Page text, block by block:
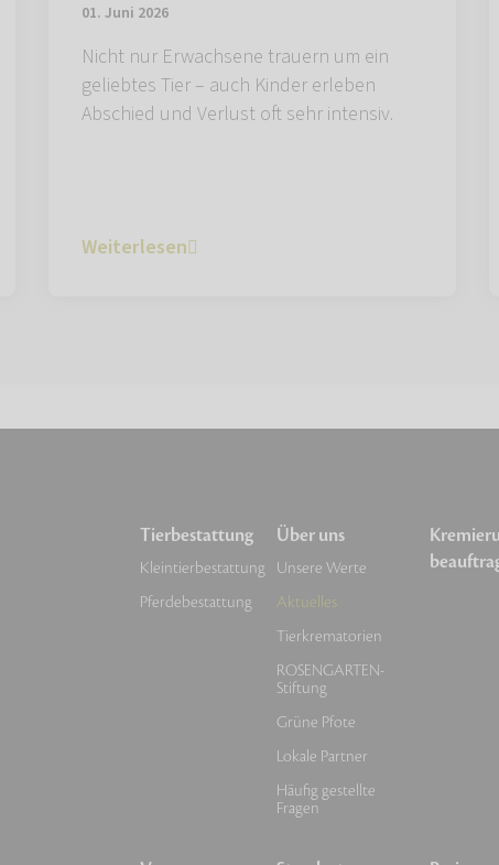
01. Juni 2026
Nicht nur Erwachsene trauern um ein
geliebtes Tier – auch Kinder erleben
Abschied und Verlust oft sehr intensiv.
Weiterlesen
Tierbestattung
Kleintierbestattung
Pferdebestattung
Über uns
Unsere Werte
Aktuelles
Tierkrematorien
ROSENGARTEN-
Stiftung
Grüne Pfote
Lokale Partner
Häufig gestellte
Fragen